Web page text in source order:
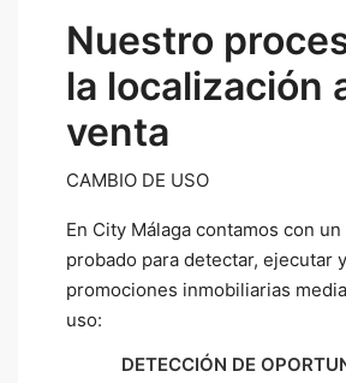
Nuestro
la localización
venta
CAMBIO DE USO
En City Málaga contamos con
probado para detectar, ejecutar
promociones inmobiliarias
uso:
DETECCIÓN DE